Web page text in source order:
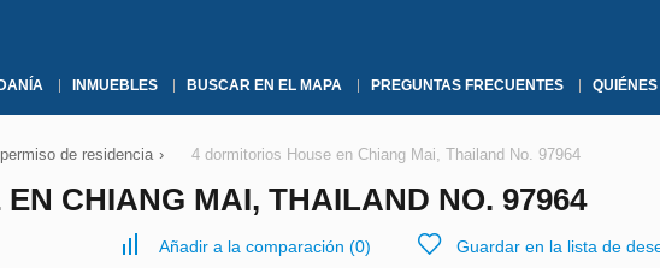
INMUEBLES BUSCAR EN EL MAPA PREGUNTAS FRECUENTES
de residencia › 4 dormitorios House en Chiang Mai, Thailand No. 97964
CHIANG MAI, THAILAND NO. 97964
Añadir a la comparación (0) Guardar en la lista de